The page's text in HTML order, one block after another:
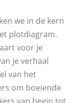
we in de kern
plotdiagram.
voor je
je verhaal
van het
om boeiende